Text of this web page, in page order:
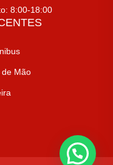
8:00-18:00
de Mão